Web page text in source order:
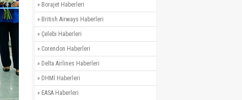
» Borajet Haberleri
» British Airways Haberleri
» Çelebi Haberleri
» Corendon Haberleri
» Delta Airlines Haberleri
» DHMİ Haberleri
» EASA Haberleri